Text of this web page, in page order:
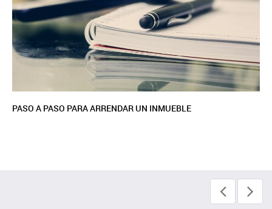
PASO A PASO PARA ARRENDAR UN INMUEBLE